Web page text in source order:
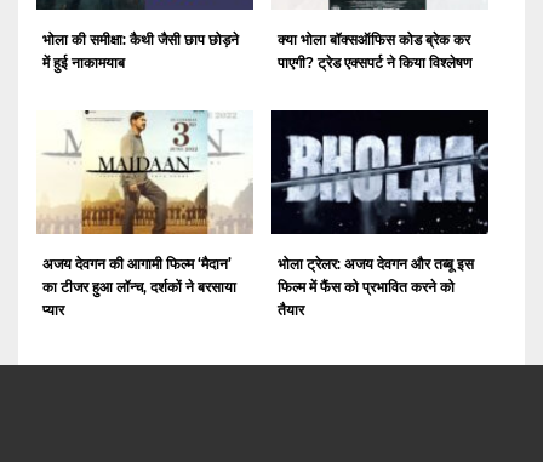
भोला की समीक्षा: कैथी जैसी छाप छोड़ने
में हुई नाकामयाब
क्या भोला बॉक्सऑफिस कोड ब्रेक कर
पाएगी? ट्रेड एक्सपर्ट ने किया विश्लेषण
अजय देवगन की आगामी फिल्म ‘मैदान’
का टीजर हुआ लॉन्च, दर्शकों ने बरसाया
प्यार
भोला ट्रेलर: अजय देवगन और तब्बू इस
फिल्म में फैंस को प्रभावित करने को
तैयार